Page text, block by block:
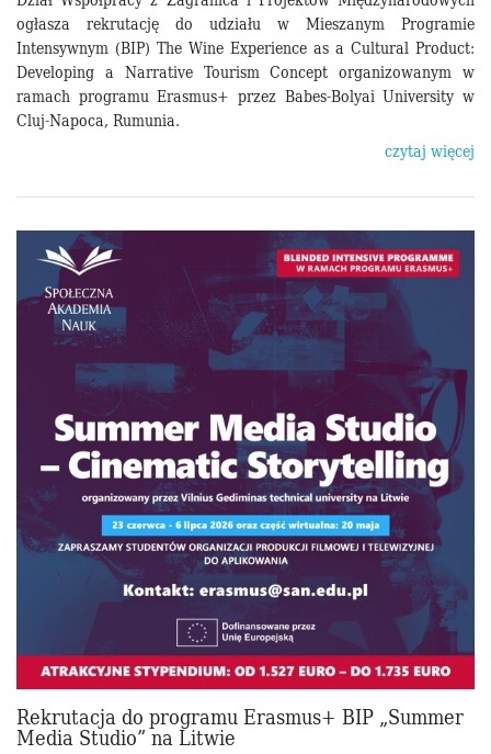
ogłasza rekrutację do udziału w Mieszanym Programie
Intensywnym (BIP) The Wine Experience as a Cultural Product:
Developing a Narrative Tourism Concept organizowanym w
ramach programu Erasmus+ przez Babes-Bolyai University w
Cluj-Napoca, Rumunia.
czytaj więcej
Rekrutacja do programu Erasmus+ BIP „Summer
Media Studio” na Litwie